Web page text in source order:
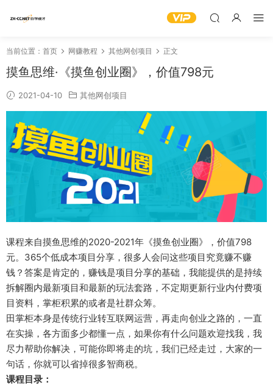
当前位置： 首页 网赚教程 其他网创项目 正文
摸鱼思维·《摸鱼创业圈》，价值798元
2021-04-10 其他网创项目
课程来自摸鱼思维的2020-2021年《摸鱼创业圈》，价值798
元。365个低成本项目分享，很多人会问这些项目究竟赚不赚
钱？答案是肯定的，赚钱是项目分享的基础，我能提供的是持续
拆解圈内最新项目和最新的玩法套路，不定期更新行业内付费项
目资料，掌柜积累的或者是社群众筹。
田掌柜本身是传统行业转互联网运营，再走向创业之路的，一直
在实操，各方面多少都懂一点，如果你有什么问题欢迎找我，我
尽力帮助你解决，可能你即将走的坑，我们已经走过，大家的一
句话，你就可以省掉很多智商税。
课程目录：